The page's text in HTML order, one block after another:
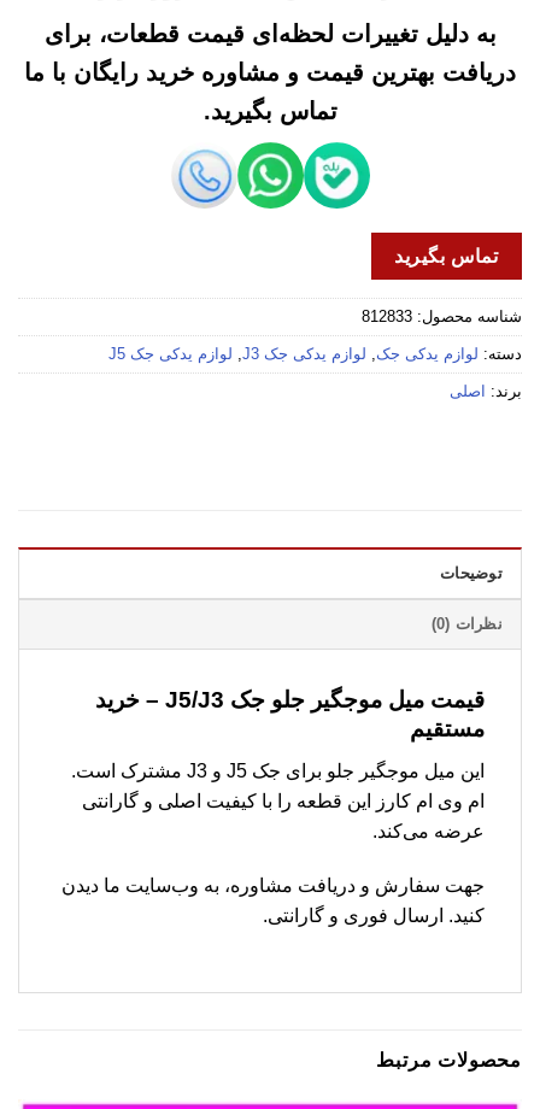
به دلیل تغییرات لحظه‌ای قیمت قطعات، برای
دریافت بهترین قیمت و مشاوره خرید رایگان با ما
تماس بگیرید.
تماس بگیرید
شناسه محصول: 812833
دسته: لوازم یدکی جک, لوازم یدکی جک J3 , لوازم یدکی جک J5
برند: اصلی
توضیحات
نظرات (0)
قیمت میل موجگیر جلو جک J5/J3 – خرید
مستقیم
این میل موجگیر جلو برای جک J5 و J3 مشترک است.
ام وی ام کارز این قطعه را با کیفیت اصلی و گارانتی
عرضه می‌کند.
جهت سفارش و دریافت مشاوره، به وب‌سایت ما دیدن
کنید. ارسال فوری و گارانتی.
محصولات مرتبط